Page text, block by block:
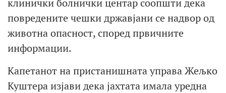
клинички болнички центар соопшти дека
повредените чешки државјани се надвор од
животна опасност, според првичните
информации.
Капетанот на пристанишната управа Жељко
Куштера изјави дека јахтата имала уредна